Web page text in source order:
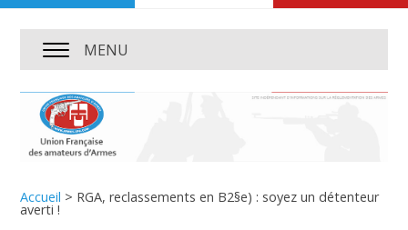
MENU
Accueil > RGA, reclassements en B2§e) : soyez un détenteur
averti !